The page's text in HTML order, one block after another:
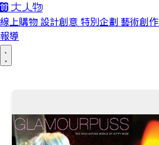
線上購物 設計創意 特別企劃 藝術創作
報導